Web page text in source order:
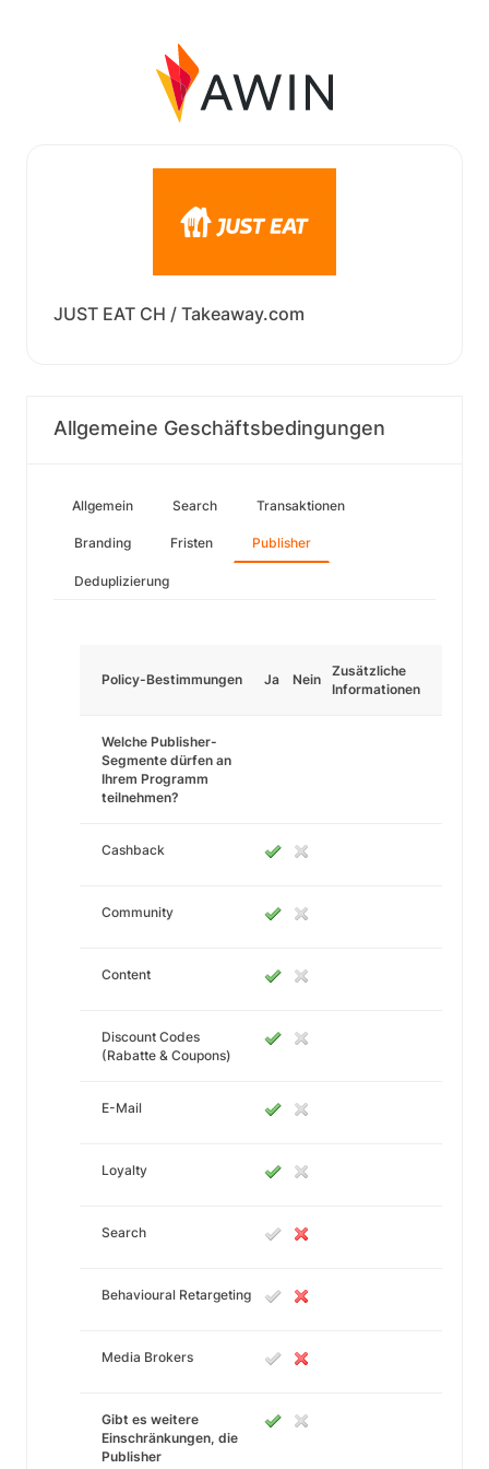
JUST EAT CH / Takeaway.com
Allgemeine Geschäftsbedingungen
Allgemein Search Transaktionen
Branding Fristen Publisher
Deduplizierung
Policy-Bestimmungen Ja Nein
Zusätzliche
Informationen
Welche Publisher-
Segmente dürfen an
Ihrem Programm
teilnehmen?
Cashback
Community
Content
Discount Codes
(Rabatte & Coupons)
E-Mail
Loyalty
Search
Behavioural Retargeting
Media Brokers
Gibt es weitere
Einschränkungen, die
Publisher